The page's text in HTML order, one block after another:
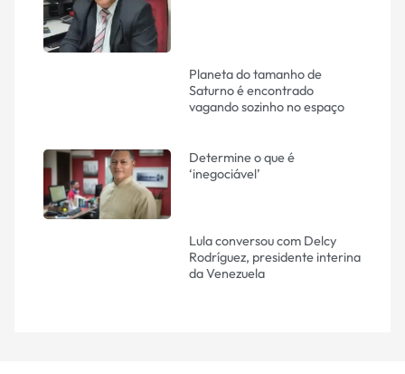
Planeta do tamanho de
Saturno é encontrado
vagando sozinho no espaço
Determine o que é
‘inegociável’
Lula conversou com Delcy
Rodríguez, presidente interina
da Venezuela